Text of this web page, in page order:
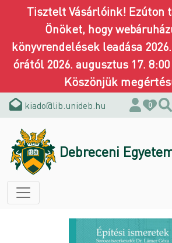
Tisztelt Vásárlóink! Ezúton
Önöket, hogy
könyvrendelések leadása
órától 2026. augusztus 17.
Köszönjük
kiado@lib.unideb.hu 0
Debreceni